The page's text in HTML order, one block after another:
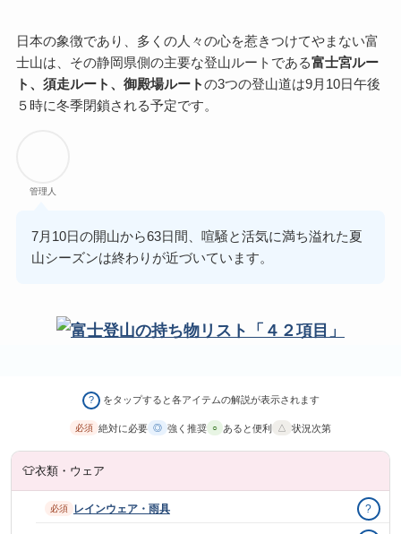
日本の象徴であり、多くの人々の心を惹きつけてやまない富
士山は、その静岡県側の主要な登山ルートである富士宮ルー
ト、須走ルート、御殿場ルートの3つの登山道は9月10日午後
５時に冬季閉鎖される予定です。
管理人
7月10日の開山から63日間、喧騒と活気に満ち溢れた夏
山シーズンは終わりが近づいています。
? をタップすると各アイテムの解説が表示されます
必須 絶対に必要 ◎ 強く推奨 ○ あると便利 △ 状況次第
👕衣類・ウェア
必須 レインウェア・雨具 ?